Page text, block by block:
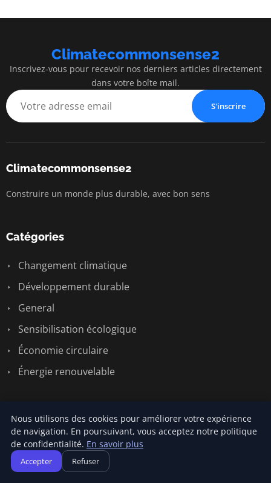
Climatecommonsense2
Inscrivez-vous pour recevoir nos derniers articles directement
dans votre boîte mail.
S'inscrire
Climatecommonsense2
Construire un monde plus durable, avec bon sens
Catégories
Changement climatique
Développement durable
General
Sensibilisation écologique
Économie circulaire
Énergie renouvelable
Contact
Informations
Nous utilisons des cookies pour améliorer votre expérience
de navigation. En poursuivant, vous acceptez notre politique
de confidentialité. En savoir plus
Accepter Refuser